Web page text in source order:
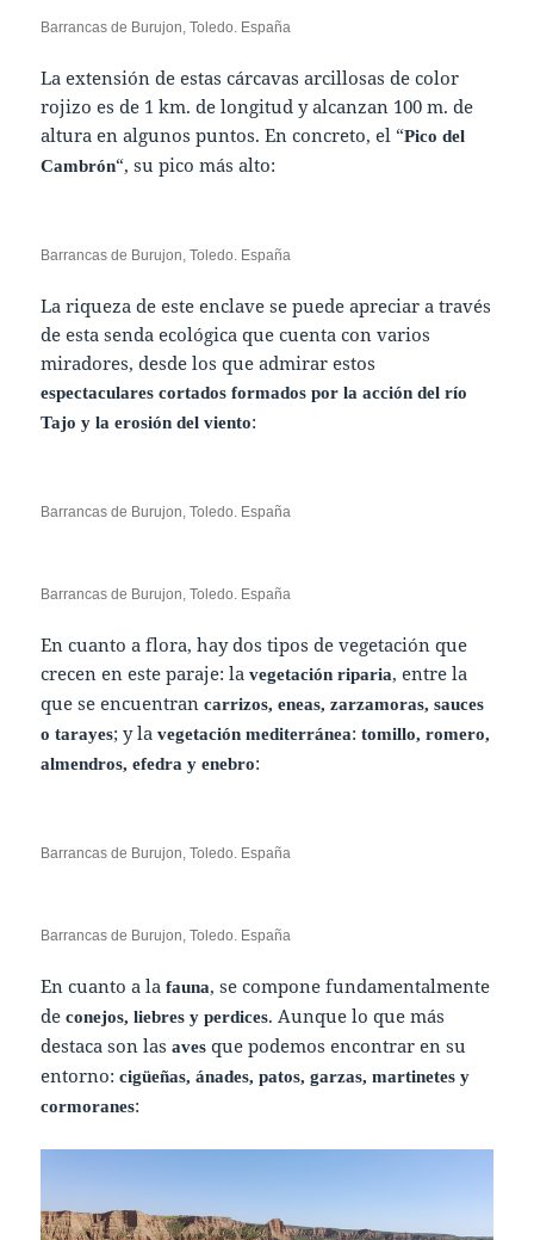
Barrancas de Burujon, Toledo. España
La extensión de estas cárcavas arcillosas de color
rojizo es de 1 km. de longitud y alcanzan 100 m. de
altura en algunos puntos. En concreto, el “Pico del
Cambrón“, su pico más alto:
Barrancas de Burujon, Toledo. España
La riqueza de este enclave se puede apreciar a través
de esta senda ecológica que cuenta con varios
miradores, desde los que admirar estos
espectaculares cortados formados por la acción del río
Tajo y la erosión del viento:
Barrancas de Burujon, Toledo. España
Barrancas de Burujon, Toledo. España
En cuanto a flora, hay dos tipos de vegetación que
crecen en este paraje: lavegetación riparia, entre la
que se encuentrancarrizos, eneas, zarzamoras, sauces
o tarayes; y la vegetación mediterránea:tomillo, romero,
almendros, efedra y enebro:
Barrancas de Burujon, Toledo. España
Barrancas de Burujon, Toledo. España
En cuanto a lafauna, se compone fundamentalmente
deconejos, liebres y perdices. Aunque lo que más
destaca son lasaves que podemos encontrar en su
entorno:cigüeñas, ánades, patos, garzas, martinetes y
cormoranes: